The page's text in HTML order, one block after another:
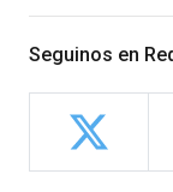
Seguinos en